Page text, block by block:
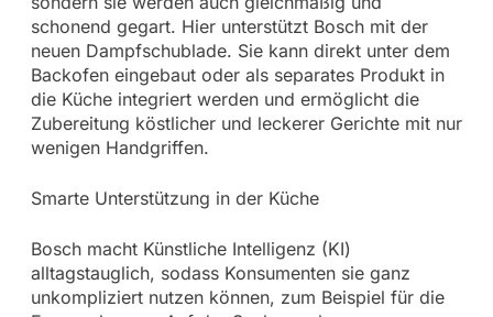
schonend gegart. Hier unterstützt Bosch mit der
neuen Dampfschublade. Sie kann direkt unter dem
Backofen eingebaut oder als separates Produkt in
die Küche integriert werden und ermöglicht die
Zubereitung köstlicher und leckerer Gerichte mit nur
wenigen Handgriffen.
Smarte Unterstützung in der Küche
Bosch macht Künstliche Intelligenz (KI)
alltagstauglich, sodass Konsumenten sie ganz
unkompliziert nutzen können, zum Beispiel für die